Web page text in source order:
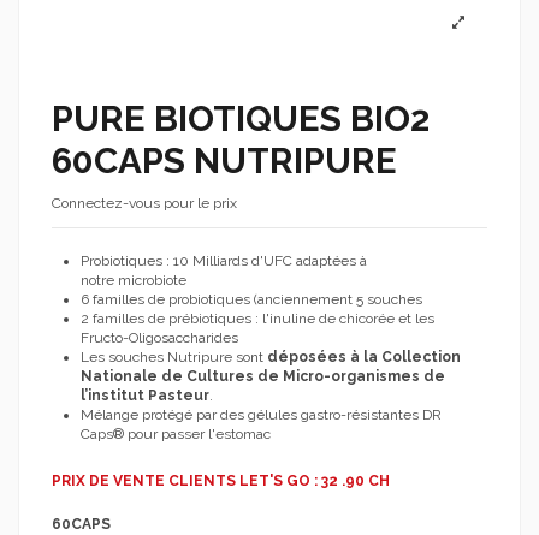
PURE BIOTIQUES BIO2
60CAPS NUTRIPURE
Connectez-vous pour le prix
Probiotiques : 10 Milliards d'UFC adaptées à
notre microbiote
6 familles de probiotiques (anciennement 5 souches
2 familles de prébiotiques : l'inuline de chicorée et les
Fructo-Oligosaccharides
Les souches Nutripure sont déposées à la Collection
Nationale de Cultures de Micro-organismes de
l’institut Pasteur.
Mélange protégé par des gélules gastro-résistantes DR
Caps® pour passer l'estomac
PRIX DE VENTE CLIENTS LET'S GO : 32 .90 CH
60CAPS